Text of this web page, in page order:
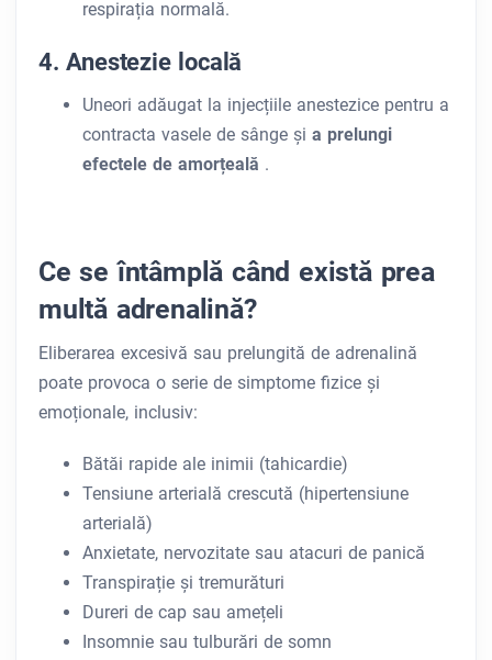
respirația normală.
4. Anestezie locală
Uneori adăugat la injecțiile anestezice pentru a
contracta vasele de sânge și a prelungi
efectele de amorțeală .
Ce se întâmplă când există prea
multă adrenalină?
Eliberarea excesivă sau prelungită de adrenalină
poate provoca o serie de simptome fizice și
emoționale, inclusiv:
Bătăi rapide ale inimii (tahicardie)
Tensiune arterială crescută (hipertensiune
arterială)
Anxietate, nervozitate sau atacuri de panică
Transpirație și tremurături
Dureri de cap sau amețeli
Insomnie sau tulburări de somn